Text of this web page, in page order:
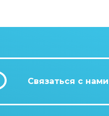
Связаться с нами